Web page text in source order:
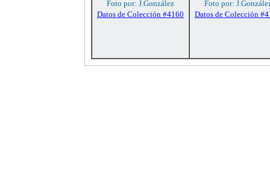
Foto por: J.González
Datos de Colección #4160
Foto por:
Datos de Colección